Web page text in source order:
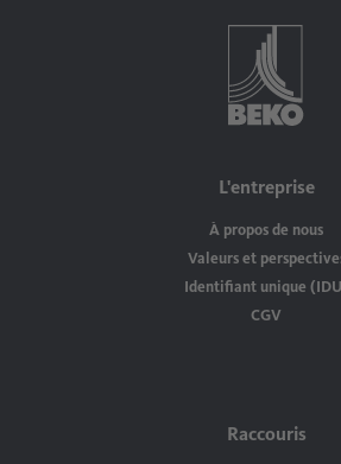
L'entreprise
À propos de nous
Valeurs et
Identifiant unique
CGV
Raccouris